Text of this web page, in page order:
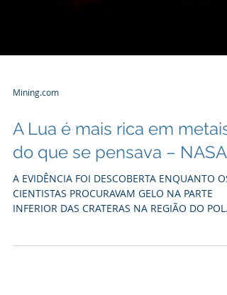
Mining.com
A Lua é mais rica em metais
do que se pensava – NASA
A EVIDÊNCIA FOI DESCOBERTA ENQUANTO OS
INFERIOR DAS CRATERAS NA REGIÃO DO POLO